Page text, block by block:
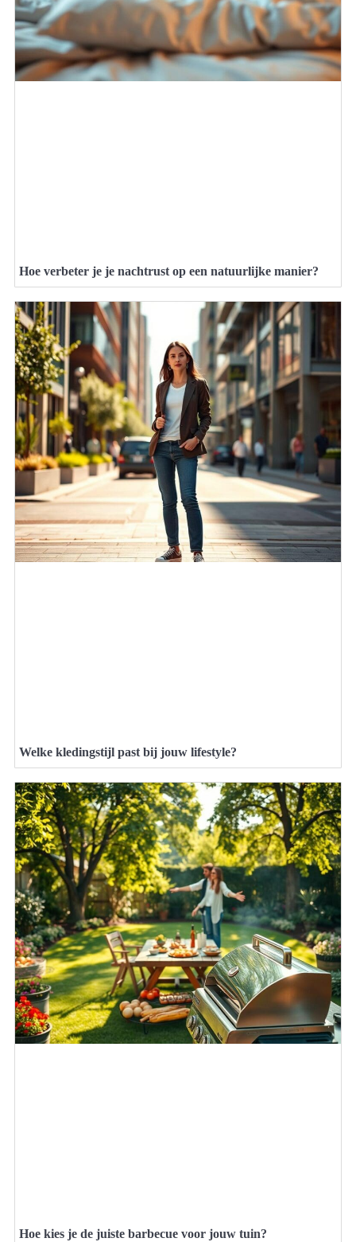
Hoe verbeter je je nachtrust op een natuurlijke manier?
Welke kledingstijl past bij jouw lifestyle?
Hoe kies je de juiste barbecue voor jouw tuin?